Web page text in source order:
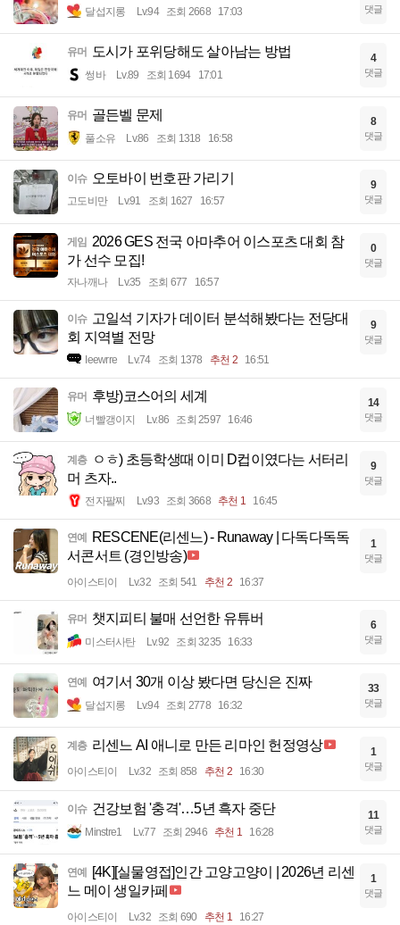
달섭지롱 Lv.94 조회 2668 17:03 댓글
유머 도시가 포위당해도 살아남는 방법
썽바 Lv.89 조회 1694 17:01
4
댓글
유머 골든벨 문제
풀소유 Lv.86 조회 1318 16:58
8
댓글
이슈 오토바이 번호판 가리기
고도비만 Lv.91 조회 1627 16:57
9
댓글
게임
2026 GES 전국 아마추어 이스포츠 대회 참
가 선수 모집!
자나깨나 Lv.35 조회 677 16:57
0
댓글
이슈 고일석 기자가 데이터 분석해봤다는 전당대
회 지역별 전망
Ieewrre Lv.74 조회 1378 추천 2 16:51
9
댓글
유머 후방)코스어의 세계
너빨갱이지 Lv.86 조회 2597 16:46
14
댓글
계층
ㅇㅎ) 초등학생때 이미 D컵이였다는 서터리
머 츠자..
전자팔찌 Lv.93 조회 3668 추천 1 16:45
9
댓글
연예
RESCENE(리센느) - Runaway | 다독다독독
서콘서트 (경인방송)
아이스티이 Lv.32 조회 541 추천 2 16:37
1
댓글
유머 챗지피티 불매 선언한 유튜버
미스터사탄 Lv.92 조회 3235 16:33
6
댓글
연예 여기서 30개 이상 봤다면 당신은 진짜
달섭지롱 Lv.94 조회 2778 16:32
33
댓글
계층 리센느 AI 애니로 만든 리마인 헌정영상
아이스티이 Lv.32 조회 858 추천 2 16:30
1
댓글
이슈 건강보험 '충격'…5년 흑자 중단
Minstre1 Lv.77 조회 2946 추천 1 16:28
11
댓글
연예
[4K][실물영접]인간 고양고양이 | 2026년 리센
느 메이 생일카페
아이스티이 Lv.32 조회 690 추천 1 16:27
1
댓글